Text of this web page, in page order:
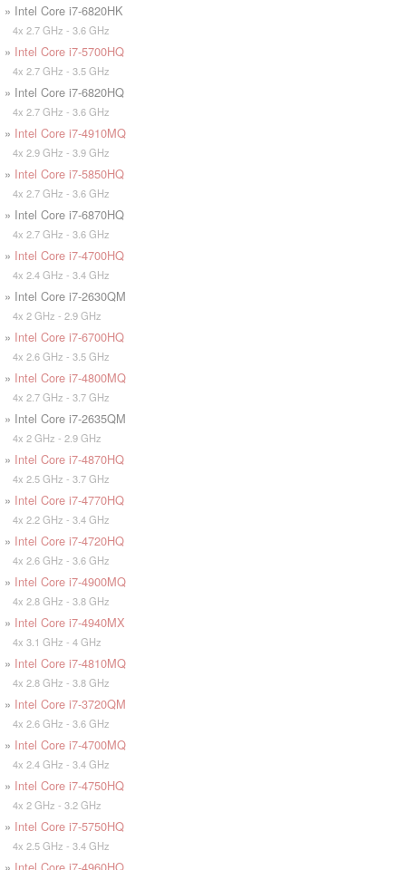
» Intel Core i7-6820HK
4x 2.7 GHz - 3.6 GHz
» Intel Core i7-5700HQ
4x 2.7 GHz - 3.5 GHz
» Intel Core i7-6820HQ
4x 2.7 GHz - 3.6 GHz
» Intel Core i7-4910MQ
4x 2.9 GHz - 3.9 GHz
» Intel Core i7-5850HQ
4x 2.7 GHz - 3.6 GHz
» Intel Core i7-6870HQ
4x 2.7 GHz - 3.6 GHz
» Intel Core i7-4700HQ
4x 2.4 GHz - 3.4 GHz
» Intel Core i7-2630QM
4x 2 GHz - 2.9 GHz
» Intel Core i7-6700HQ
4x 2.6 GHz - 3.5 GHz
» Intel Core i7-4800MQ
4x 2.7 GHz - 3.7 GHz
» Intel Core i7-2635QM
4x 2 GHz - 2.9 GHz
» Intel Core i7-4870HQ
4x 2.5 GHz - 3.7 GHz
» Intel Core i7-4770HQ
4x 2.2 GHz - 3.4 GHz
» Intel Core i7-4720HQ
4x 2.6 GHz - 3.6 GHz
» Intel Core i7-4900MQ
4x 2.8 GHz - 3.8 GHz
» Intel Core i7-4940MX
4x 3.1 GHz - 4 GHz
» Intel Core i7-4810MQ
4x 2.8 GHz - 3.8 GHz
» Intel Core i7-3720QM
4x 2.6 GHz - 3.6 GHz
» Intel Core i7-4700MQ
4x 2.4 GHz - 3.4 GHz
» Intel Core i7-4750HQ
4x 2 GHz - 3.2 GHz
» Intel Core i7-5750HQ
4x 2.5 GHz - 3.4 GHz